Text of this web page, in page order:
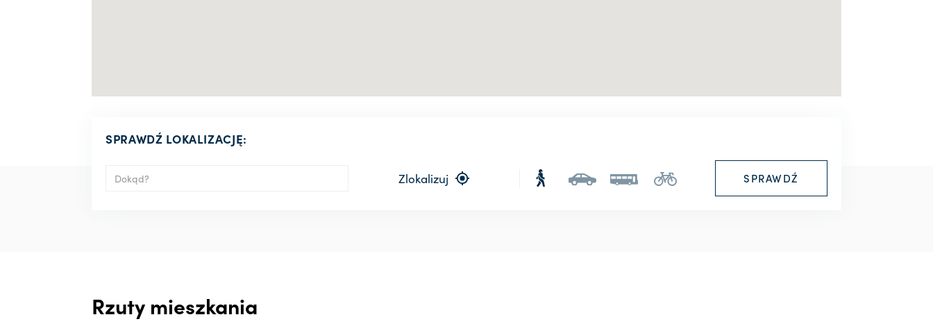
SPRAWDŹ LOKALIZACJĘ:
Zlokalizuj
Rzuty mieszkania